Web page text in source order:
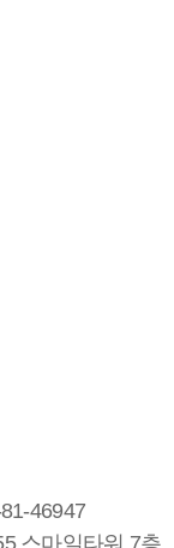
46947
스마일타워 7층